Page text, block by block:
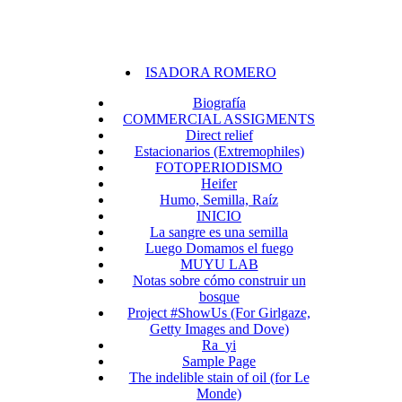
ISADORA ROMERO
Biografía
COMMERCIAL ASSIGMENTS
Direct relief
Estacionarios (Extremophiles)
FOTOPERIODISMO
Heifer
Humo, Semilla, Raíz
INICIO
La sangre es una semilla
Luego Domamos el fuego
MUYU LAB
Notas sobre cómo construir un
bosque
Project #ShowUs (For Girlgaze,
Getty Images and Dove)
Ra_yi
Sample Page
The indelible stain of oil (for Le
Monde)